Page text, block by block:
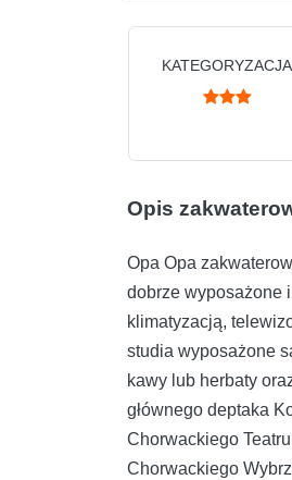
KATEGORYZACJA
Opis
Opa Opa
dobrze wyposażone
klimatyzacją,
studia wyposażone
kawy lub herbaty
głównego deptaka
Chorwackiego
Chorwackiego